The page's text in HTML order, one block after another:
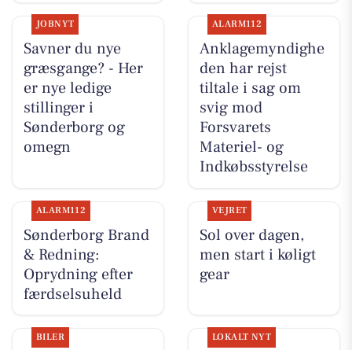
JOBNYT
Savner du nye
græsgange? - Her
er nye ledige
stillinger i
Sønderborg og
omegn
ALARM112
Anklagemyndighe
den har rejst
tiltale i sag om
svig mod
Forsvarets
Materiel- og
Indkøbsstyrelse
ALARM112
Sønderborg Brand
& Redning:
Oprydning efter
færdselsuheld
VEJRET
Sol over dagen,
men start i køligt
gear
BILER LOKALT NYT